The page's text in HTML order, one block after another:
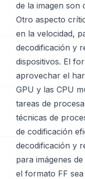
de la imagen son
Otro aspecto
en la velocidad,
decodificación y
dispositivos. El
aprovechar el
GPU y las CPU
tareas de
técnicas de
de codificación
decodificación y
para imágenes
el formato FF